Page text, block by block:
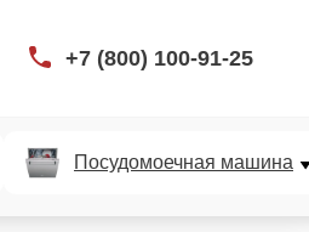
+7 (800) 100-91-25
Посудомоечная машина